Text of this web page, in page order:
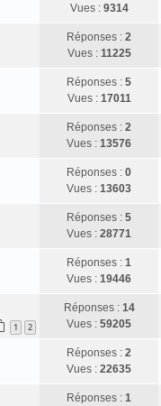
Vues : 9314
Réponses : 2
Vues : 11225
Réponses : 5
Vues : 17011
Réponses : 2
Vues : 13576
Réponses : 0
Vues : 13603
Réponses : 5
Vues : 28771
Réponses : 1
Vues : 19446
1 2
Réponses : 14
Vues : 59205
Réponses : 2
Vues : 22635
Réponses : 1